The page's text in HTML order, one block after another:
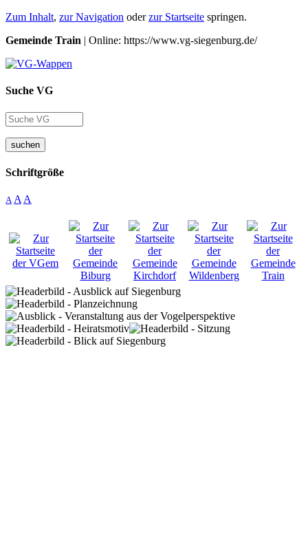
Zum Inhalt, zur Navigation oderzur Startseite springen.
Gemeinde Train | Online: https://www.vg-siegenburg.de/
Suche VG
suchen
Schriftgröße
A A A